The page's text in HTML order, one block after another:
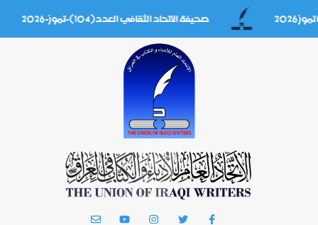
صحيفة الاتحاد الثقافي العدد(104)-تموز-2026